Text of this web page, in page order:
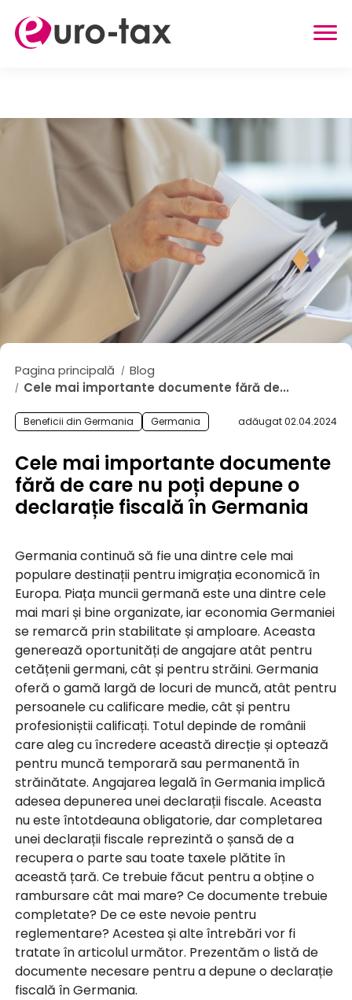
OLANDA
GERMANIA
MAREA BRITANIE
BELGIA
AUSTRIA
ALTE SERVICII
RECUPERAREA ASIGURARII DIN OLANDA
PRIMIREA ALOCATIEI DIN OLANDA
ANAF - ASISTENȚĂ DECLARAȚII FISCALE
FAQ
DICȚIONAR DE TERMENI
CINE SUNTEM
BLOG
CONTACT
Pagina principală / Blog
/ Cele mai importante documente fără de...
Beneficii din Germania Germania adăugat 02.04.2024
Cele mai importante documente
fără de care nu poți depune o
declarație fiscală în Germania
Germania continuă să fie una dintre cele mai
populare destinații pentru imigrația economică în
Europa. Piața muncii germană este una dintre cele
mai mari și bine organizate, iar economia Germaniei
se remarcă prin stabilitate și amploare. Aceasta
generează oportunități de angajare atât pentru
cetățenii germani, cât și pentru străini. Germania
oferă o gamă largă de locuri de muncă, atât pentru
persoanele cu calificare medie, cât și pentru
profesioniștii calificați. Totul depinde de românii
care aleg cu încredere această direcție și optează
pentru muncă temporară sau permanentă în
străinătate. Angajarea legală în Germania implică
adesea depunerea unei declarații fiscale. Aceasta
nu este întotdeauna obligatorie, dar completarea
unei declarații fiscale reprezintă o șansă de a
recupera o parte sau toate taxele plătite în
această țară. Ce trebuie făcut pentru a obține o
rambursare cât mai mare? Ce documente trebuie
completate? De ce este nevoie pentru
reglementare? Acestea și alte întrebări vor fi
tratate în articolul următor. Prezentăm o listă de
documente necesare pentru a depune o declarație
fiscală în Germania.